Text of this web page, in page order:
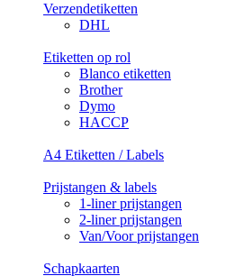
Verzendetiketten
DHL
Etiketten op rol
Blanco etiketten
Brother
Dymo
HACCP
A4 Etiketten / Labels
Prijstangen & labels
1-liner prijstangen
2-liner prijstangen
Van/Voor prijstangen
Schapkaarten